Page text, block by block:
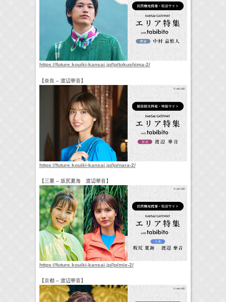
https://future.kouiki-kansai.jp/lp/tokushima-2/
【奈良 – 渡辺華音】
https://future.kouiki-kansai.jp/lp/nara-2/
【三重 – 坂尻夏海 渡辺華音】
https://future.kouiki-kansai.jp/lp/mie-2/
【京都 – 渡辺華音】